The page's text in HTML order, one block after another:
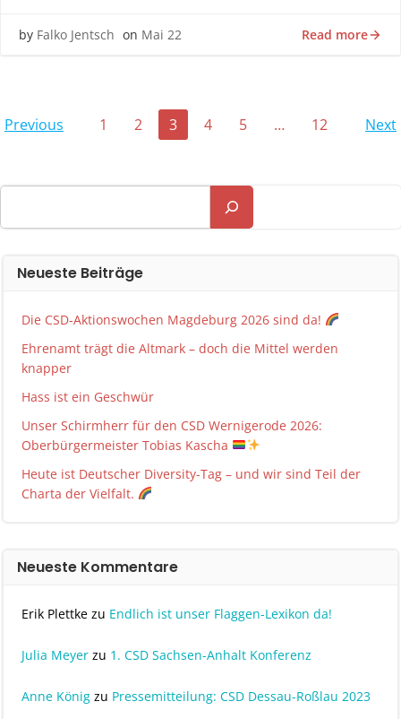
by Falko Jentsch on Mai 22 Read more
Posts
navigation
Previous
Posts
navigation
Page
1 Page
2 Page
3 Page
4 Page
5 … Page
12 Next
Suchen
Neueste Beiträge
Die CSD-Aktionswochen Magdeburg 2026 sind da!
Ehrenamt trägt die Altmark – doch die Mittel werden
knapper
Hass ist ein Geschwür
Unser Schirmherr für den CSD Wernigerode 2026:
Oberbürgermeister Tobias Kascha
Heute ist Deutscher Diversity-Tag – und wir sind Teil der
Charta der Vielfalt.
Neueste Kommentare
Erik Plettke zu Endlich ist unser Flaggen-Lexikon da!
Julia Meyer zu 1. CSD Sachsen-Anhalt Konferenz
Anne König zu Pressemitteilung: CSD Dessau-Roßlau 2023